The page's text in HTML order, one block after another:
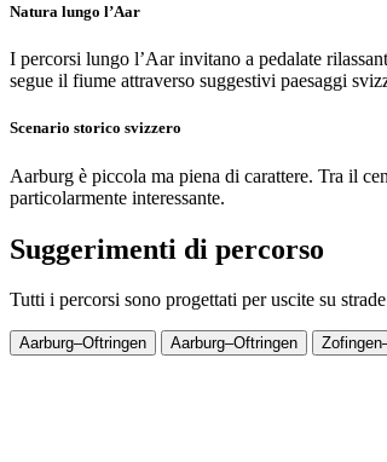
Natura lungo l’Aar
I percorsi lungo l’Aar invitano a pedalate
segue il fiume attraverso suggestivi paesaggi
Scenario storico svizzero
Aarburg è piccola ma piena di carattere. Tra il
particolarmente interessante.
Suggerimenti di percorso
Tutti i percorsi sono progettati per uscite su
Aarburg–Oftringen Aarburg–Oftringen